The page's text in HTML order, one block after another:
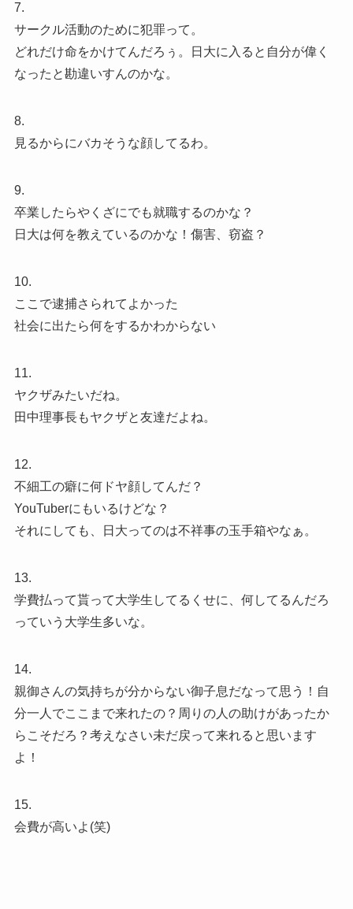
7.
サークル活動のために犯罪って。
どれだけ命をかけてんだろぅ。日大に入ると自分が偉く
なったと勘違いすんのかな。
8.
見るからにバカそうな顔してるわ。
9.
卒業したらやくざにでも就職するのかな？
日大は何を教えているのかな！傷害、窃盗？
10.
ここで逮捕さられてよかった
社会に出たら何をするかわからない
11.
ヤクザみたいだね。
田中理事長もヤクザと友達だよね。
12.
不細工の癖に何ドヤ顔してんだ？
YouTuberにもいるけどな？
それにしても、日大ってのは不祥事の玉手箱やなぁ。
13.
学費払って貰って大学生してるくせに、何してるんだろ
っていう大学生多いな。
14.
親御さんの気持ちが分からない御子息だなって思う！自
分一人でここまで来れたの？周りの人の助けがあったか
らこそだろ？考えなさい未だ戻って来れると思います
よ！
15.
会費が高いよ(笑)